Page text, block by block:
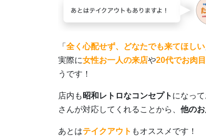
「 全く心配せず、どなたでも来てほしい
実際に女性お一人の来店や20代でお肉
うです！
店内も昭和レトロなコンセプト になっ
さんが対応してくれることから、 他の
あとはテイクアウト もオススメです！